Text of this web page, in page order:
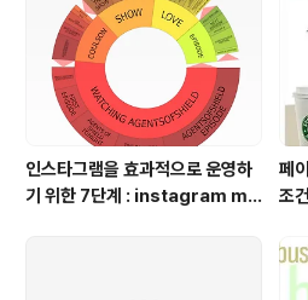
인스타그램을 효과적으로 운영하
기 위한 7단계 : instagram ma
페
조